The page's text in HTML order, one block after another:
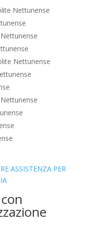
Nettunense
Nettunense
ASSISTENZA PER